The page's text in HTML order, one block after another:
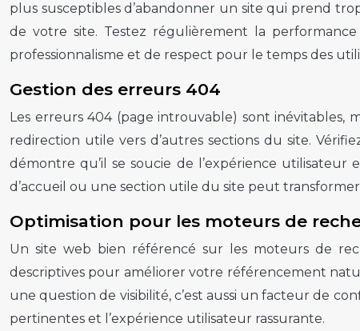
plus susceptibles d’abandonner un site qui prend
de votre site. Testez régulièrement la
professionnalisme et de respect pour le temps des
Gestion des erreurs 404
Les erreurs 404 (page introuvable) sont inévitables,
redirection utile vers d’autres sections du site.
démontre qu’il se soucie de l’expérience
d’accueil ou une section utile du site peut
Optimisation pour les moteurs de
Un site web bien référencé sur les moteurs de
descriptives pour améliorer votre référencement
une question de visibilité, c’est aussi un facteur de
pertinentes et l’expérience utilisateur rassurante.